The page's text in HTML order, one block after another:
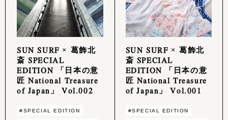
SUN SURF × 葛飾北
斎 SPECIAL
EDITION 「日本の意
匠 National Treasure
of Japan」 Vol.002
#SPECIAL EDITION
SUN SURF × 葛飾北
斎 SPECIAL
EDITION 「日本の意
匠 National Treasure
of Japan」 Vol.001
#SPECIAL EDITION